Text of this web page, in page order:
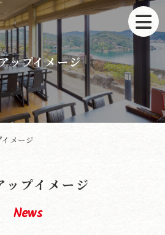
ップイメージ
メージ
ップイメージ
News